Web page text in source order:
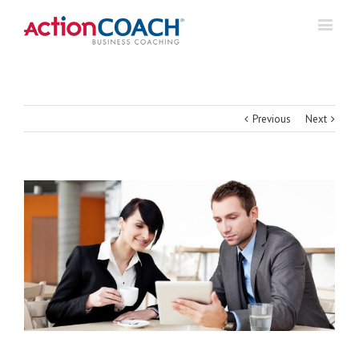
Previous Next
View
Image